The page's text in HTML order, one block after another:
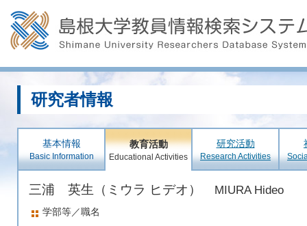
研究者情報
基本情報
Basic Information
教育活動
Educational Activities
研究活動
Research Activities
三浦 英生（ミウラ ヒデオ） MIURA Hideo
学部等／職名